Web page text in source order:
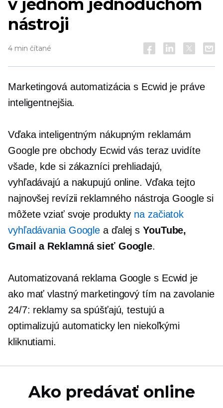
v jednom jednoduchom
nástroji
4 min čítané
Marketingová automatizácia s Ecwid je práve
inteligentnejšia.
Vďaka inteligentným nákupným reklamám
Google pre obchody Ecwid vás teraz uvidíte
všade, kde si zákazníci prehliadajú,
vyhľadávajú a nakupujú online. Vďaka tejto
najnovšej revízii reklamného nástroja Google si
môžete vziať svoje produkty na začiatok
vyhľadávania Google a ďalej sYouTube,
Gmail a Reklamná sieť Google.
Automatizovaná reklama Google s Ecwid je
ako mať vlastný marketingový tím na zavolanie
24/7: reklamy sa spúšťajú, testujú a
optimalizujú automaticky len niekoľkými
kliknutiami.
Ako predávať online